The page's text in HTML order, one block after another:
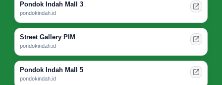
Pondok Indah Mall 3
pondokindah.id
Street Gallery PIM
pondokindah.id
Pondok Indah Mall 5
pondokindah.id